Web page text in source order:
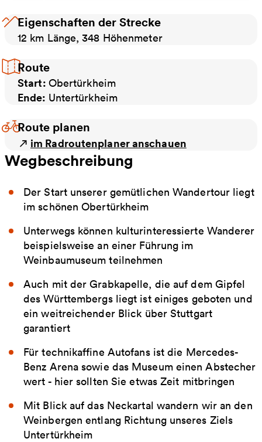
Eigenschaften der Strecke
12 km Länge, 348 Höhenmeter
Route
Start: Obertürkheim
Ende: Untertürkheim
Route planen
im Radroutenplaner anschauen
Wegbeschreibung
Der Start unserer gemütlichen Wandertour liegt
im schönen Obertürkheim
Unterwegs können kulturinteressierte Wanderer
beispielsweise an einer Führung im
Weinbaumuseum teilnehmen
Auch mit der Grabkapelle, die auf dem Gipfel
des Württembergs liegt ist einiges geboten und
ein weitreichender Blick über Stuttgart
garantiert
Für technikaffine Autofans ist die Mercedes-
Benz Arena sowie das Museum einen Abstecher
wert - hier sollten Sie etwas Zeit mitbringen
Mit Blick auf das Neckartal wandern wir an den
Weinbergen entlang Richtung unseres Ziels
Untertürkheim